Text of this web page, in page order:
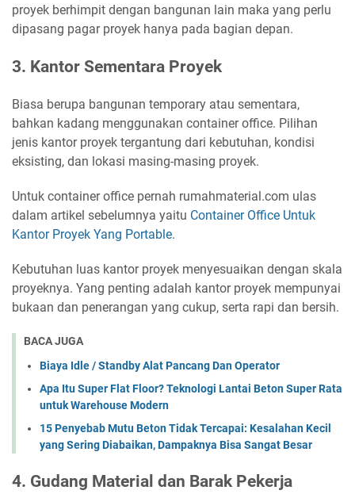
proyek berhimpit dengan bangunan lain maka yang perlu
dipasang pagar proyek hanya pada bagian depan.
3. Kantor Sementara Proyek
Biasa berupa bangunan temporary atau sementara,
bahkan kadang menggunakan container office. Pilihan
jenis kantor proyek tergantung dari kebutuhan, kondisi
eksisting, dan lokasi masing-masing proyek.
Untuk container office pernah rumahmaterial.com ulas
dalam artikel sebelumnya yaitu Container Office Untuk
Kantor Proyek Yang Portable.
Kebutuhan luas kantor proyek menyesuaikan dengan skala
proyeknya. Yang penting adalah kantor proyek mempunyai
bukaan dan penerangan yang cukup, serta rapi dan bersih.
BACA JUGA
Biaya Idle / Standby Alat Pancang Dan Operator
Apa Itu Super Flat Floor? Teknologi Lantai Beton Super Rata
untuk Warehouse Modern
15 Penyebab Mutu Beton Tidak Tercapai: Kesalahan Kecil
yang Sering Diabaikan, Dampaknya Bisa Sangat Besar
4. Gudang Material dan Barak Pekerja